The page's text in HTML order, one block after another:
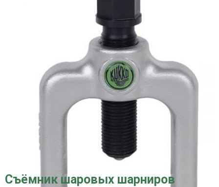
Съёмник шаровых шарниров